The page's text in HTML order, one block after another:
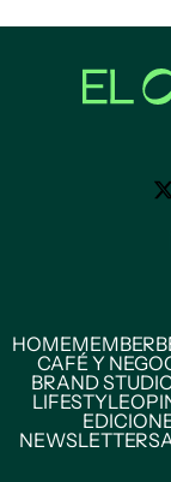
HOMEMEMBER
CAFÉ Y
BRAND
LIFESTYLE
NEWSLETTERS